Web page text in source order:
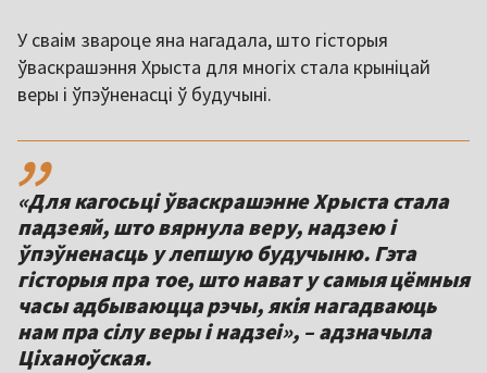
У сваім звароце яна нагадала, што гісторыя
ўваскрашэння Хрыста для многіх стала крыніцай
веры і ўпэўненасці ў будучыні.
,,
«Для кагосьці ўваскрашэнне Хрыста стала
падзеяй, што вярнула веру, надзею і
ўпэўненасць у лепшую будучыню. Гэта
гісторыя пра тое, што нават у самыя цёмныя
часы адбываюцца рэчы, якія нагадваюць
нам пра сілу веры і надзеі», – адзначыла
Ціханоўская.